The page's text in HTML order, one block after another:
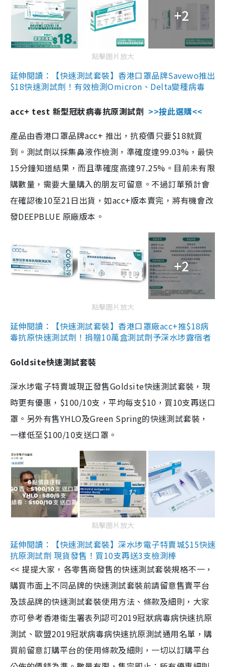
+2
點擊圖片放大
延伸閱讀：【快速測試套裝】香港口罩品牌Savewo推出
$18快速測試劑！有效檢測Omicron、Delta變種病毒
acc+ test 新型冠狀病毒抗原測試劑 >>按此選購<<
產品由香港口罩品牌acc+ 推出，抗疫價只要$18就買
到。測試劑以採集鼻液作檢測，準確度達99.03%，最快
15分鐘知道結果，而且準確度高達97.25%。目前未有限
購數量，需要大量購入的朋友可留意。不過訂單預計會
在確認後10至21日出貨，如acc+版本賣完，將有機會改
發DEEPBLUE 原廠版本。
+2
點擊圖片放大
延伸閱讀：【快速測試套裝】香港口罩廠acc+推$18病
毒抗原快速測試劑！捐贈10萬盒測試劑予深水埗露宿者
Goldsite快速測試套裝
深水埗電子特賣城現正發售Goldsite快速測試套裝，現
時更有優惠，$100/10支，平均每支$10，買10支再送口
罩。另外有售YHLO及Green Spring的快速測試套裝，
一樣低至$100/10支送口罩。
點擊圖片放大
延伸閱讀：【快速測試套裝】深水埗電子特賣城$15快速
抗原測試劑 現貨發售！買10支再送3支檢測棒
<< 提提大家，各零售商發售的快速測試套裝規格不一，
購買市面上不同品牌的快速測試套裝前請留意售賣平台
及該品牌的快速測試套裝使用方法、條款及細則，大家
亦可參考香港衞生署表列認可2019冠狀病毒病快速抗原
測試、歐盟2019冠狀病毒病快速抗原測試通用名單，購
買前留意訂購平台的使用條款及細則，一切以訂購平台